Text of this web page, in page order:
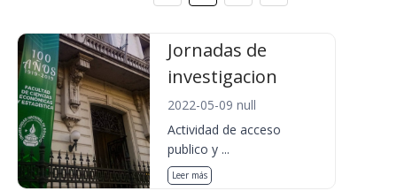
Jornadas de
investigacion
2022-05-09 null
Actividad de acceso
publico y ...
Leer más